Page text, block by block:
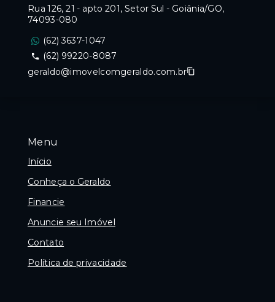
Menu
Início
Conheça o Geraldo
Financie
Anuncie seu Imóvel
Contato
Política de privacidade
Rua 126, 21 - apto 201, Setor Sul - Goiânia/GO,
74093-080
(62) 3637-1047
(62) 99220-8087
geraldo@imovelcomgeraldo.com.br